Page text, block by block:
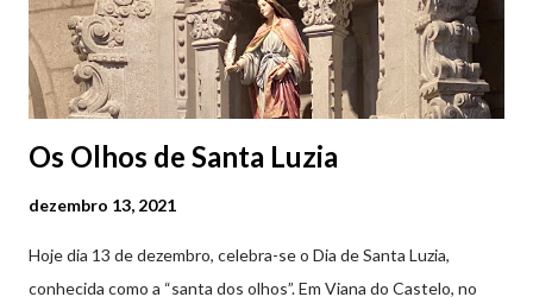
Os Olhos de Santa Luzia
dezembro 13, 2021
Hoje dia 13 de dezembro, celebra-se o Dia de Santa Luzia,
conhecida como a “santa dos olhos”. Em Viana do Castelo, no